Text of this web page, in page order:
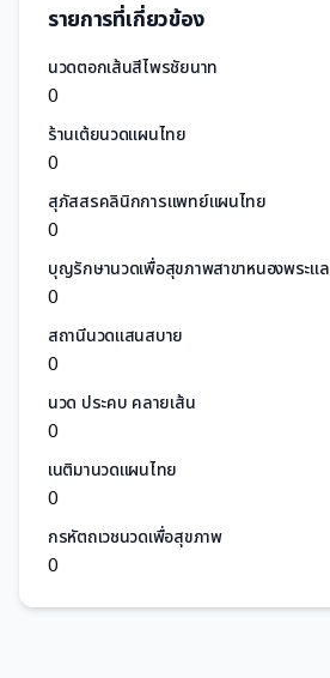
รายการที่เกี่ยวข้อง
นวดตอกเส้นสีไพรชัยนาท
0
ร้านเต้ยนวดแผนไทย
0
สุภัสสรคลินิกการแพทย์แผนไทย
0
บุญรักษานวดเพื่อสุขภาพสาขาหนองพระแล
0
สถานีนวดแสนสบาย
0
นวด ประคบ คลายเส้น
0
เนติมานวดแผนไทย
0
กรหัตถเวชนวดเพื่อสุขภาพ
0